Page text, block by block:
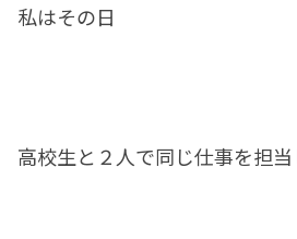
私はその日
高校生と２人で同じ仕事を担当